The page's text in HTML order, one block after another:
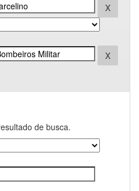
de busca.